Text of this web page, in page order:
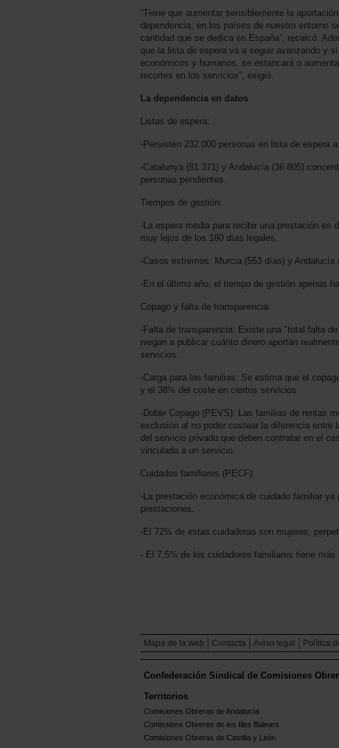
“Tiene que aumentar sensiblemente la
dependencia; en los países de nuestro entorno
cantidad que se dedica en España”, recalcó.
que la lista de espera va a seguir avanzando y
económicos y humanos, se estancará o
recortes en los servicios”, exigió.
La dependencia en datos
Listas de espera:
-Persisten 232.000 personas en lista de espera a
-Catalunya (81.371) y Andalucía (36.805)
personas pendientes.
Tiempos de gestión:
-La espera media para recibir una prestación es
muy lejos de los 180 días legales,
-Casos extremos: Murcia (553 días) y Andalucía
-En el último año, el tiempo de gestión apenas
Copago y falta de transparencia:
-Falta de transparencia: Existe una "total falta
niegan a publicar cuánto dinero aportan
servicios.
-Carga para las familias: Se estima que el
y el 38% del coste en ciertos servicios.
-Doble Copago (PEVS): Las familias de rentas
exclusión al no poder costear la diferencia entre
del servicio privado que deben contratar en el
vinculada a un servicio.
Cuidados familiares (PECF):
-La prestación económica de cuidado familiar
prestaciones.
-El 72% de estas cuidadoras son mujeres,
- El 7,5% de los cuidadores familiares tiene más
Mapa de la web Contacta Aviso legal Política
Confederación Sindical de Comisiones
Territorios
Comisiones Obreras de Andalucía
Comissions Obreres de les Illes Balears
Comisiones Obreras de Castilla y León